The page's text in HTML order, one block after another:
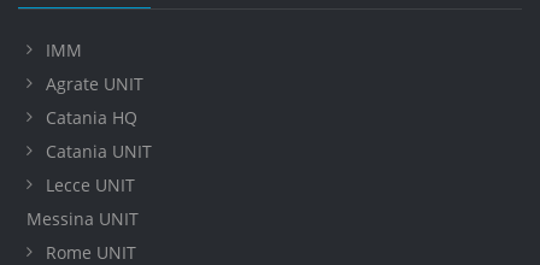
IMM
Agrate UNIT
Catania HQ
Catania UNIT
Lecce UNIT
Messina UNIT
Rome UNIT